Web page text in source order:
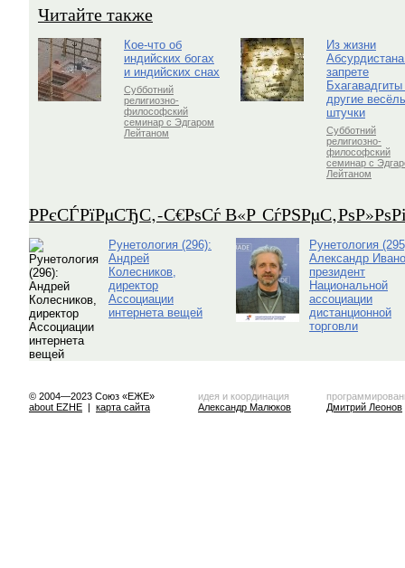
Читайте также
Кое-что об
индийских богах
и индийских снах
Субботний
религиозно-
философский
семинар с Эдгаром
Лейтаном
Из жизни
запрете
Бхагавадгиты
другие
штучки
Субботний
религиозно-
философский
семинар с
Лейтаном
Р­РєСЃРїРµСЂС‚-С€РѕСѓ В«Р
Рунетология (296):
Андрей
Колесников,
директор
Ассоциации
интернета вещей
Рунетология
Александр
президент
Национальной
ассоциации
дистанционной
торговли
© 2004—2023 Союз «ЕЖЕ»
about EZHE | карта сайта
идея и координация
Александр Малюков
Дмитрий Леонов